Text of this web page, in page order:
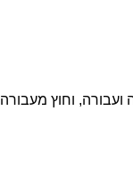
ועבורה, וחוץ מעבורה